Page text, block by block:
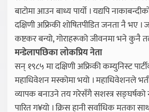
बाटोमा आउन बाध्य पार्यो । यद्यपि
दक्षिणी अफ्रिकी शोषितपीडित जनता नै भए
कष्टकर बन्यो, गोराहरूको जीवनमा भने कुनै
मन्डेलापछिका लोकप्रिय नेता
सन् १९८५ मा दक्षिणी अफ्रिकी कम्युनिस्ट
महाधिवेशन मस्कोमा भयो । महाधिवेशनले भर्ती
व्यापक बनाउने तय गरेसँगै सशस्त्र सङ्घर्षको
पारित ग¥यो । क्रिस हानी सर्वाधिक मतका